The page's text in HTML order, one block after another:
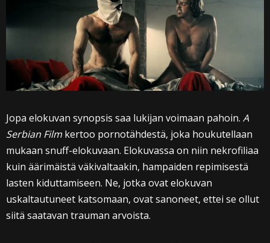
Jopa elokuvan synopsis saa lukijan voimaan pahoin. A
Serbian Film kertoo pornotähdestä, joka houkutellaan
mukaan snuff-elokuvaan. Elokuvassa on niin nekrofiliaa
kuin äärimäistä väkivaltaakin, hampaiden repimisestä
lasten kiduttamiseen. Ne, jotka ovat elokuvan
uskaltautuneet katsomaan, ovat sanoneet, ettei se ollut
siitä saatavan trauman arvoista.